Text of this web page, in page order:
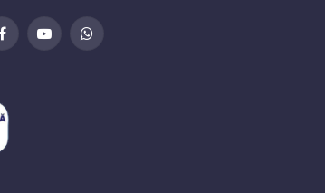
FacebookYouTubeWhatsApp